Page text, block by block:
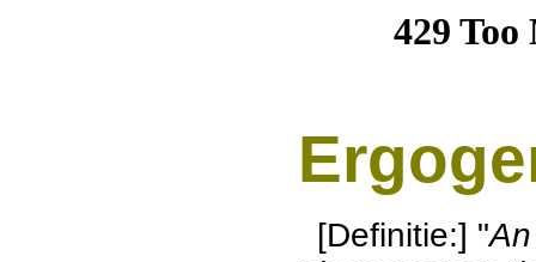
[Definitie:] "